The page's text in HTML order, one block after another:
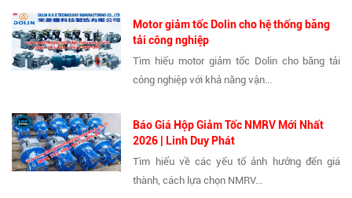
Motor giảm tốc Dolin cho hệ thống băng
tải công nghiệp
Tìm hiểu motor giảm tốc Dolin cho băng tải
công nghiệp với khả năng vận...
Báo Giá Hộp Giảm Tốc NMRV Mới Nhất
2026 | Linh Duy Phát
Tìm hiểu về các yếu tố ảnh hưởng đến giá
thành, cách lựa chọn NMRV...